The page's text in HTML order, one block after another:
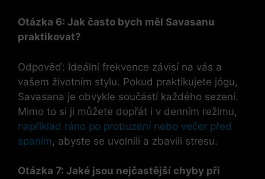
Otázka 6: Jak často bych měl Savasanu
praktikovat?
Odpověď: Ideální frekvence závisí na vás a
vašem životním stylu. Pokud praktikujete jógu,
Savasana je obvykle součástí každého sezení.
Mimo to si ji můžete dopřát i v denním režimu,
například ráno po probuzení nebo večer před
spaním, abyste se uvolnili a zbavili stresu.
Otázka 7: Jaké jsou nejčastější chyby při